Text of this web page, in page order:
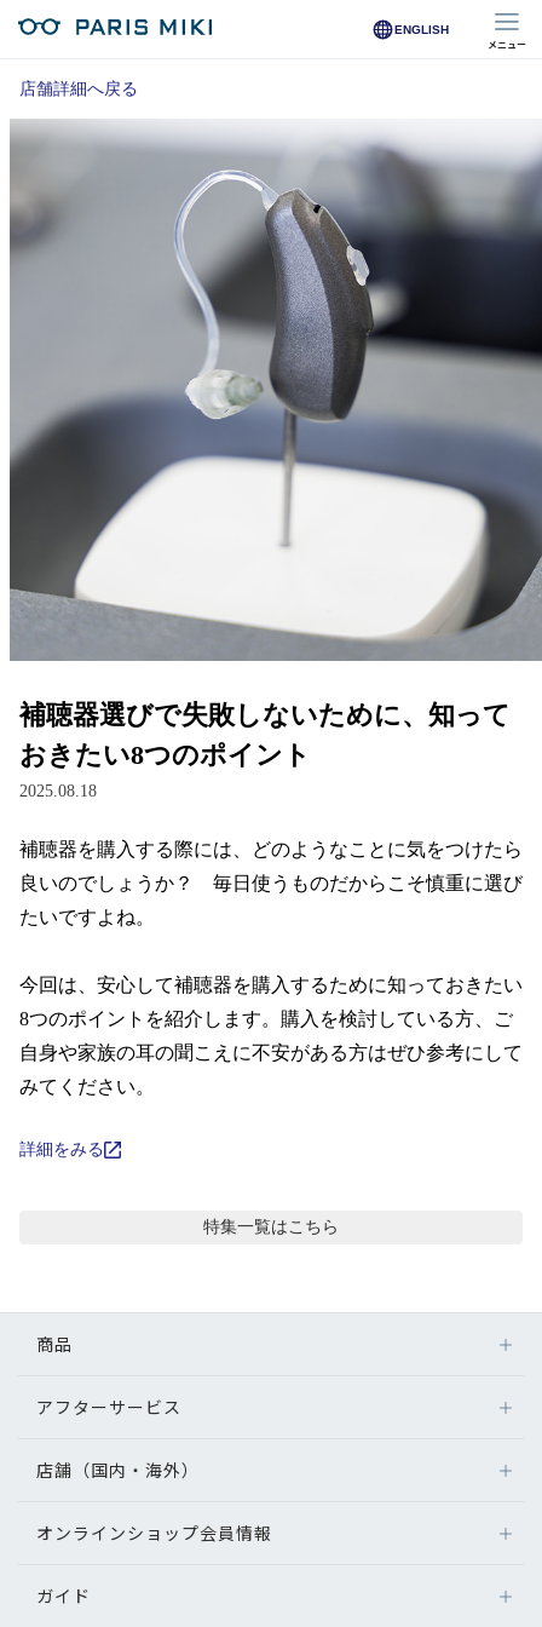
ENGLISH
メニュー
マイページ
Opera Club会員
オンラインショップ会員
※オンラインで会員登録された方
店舗検索/来店予約
商品を探す
レンズ
サングラス
補聴器
グッズ・小物
ブランド一覧
コンテンツを探す
スタッフコンテンツ
スタッフコンテンツ一覧
目のまめちしき
店舗詳細へ戻る
補聴器選びで失敗しないために、知って
おきたい8つのポイント
2025.08.18
補聴器を購入する際には、どのようなことに気をつけたら
良いのでしょうか？　毎日使うものだからこそ慎重に選び
たいですよね。
今回は、安心して補聴器を購入するために知っておきたい
8つのポイントを紹介します。購入を検討している方、ご
自身や家族の耳の聞こえに不安がある方はぜひ参考にして
みてください。
詳細をみる
特集一覧はこちら
商品
メガネ
サングラス
補聴器
グッズ・小物
アフターサービス
アフターサービス
メガネの不具合、修理について
補聴器に関するアフターサービス
店舗（国内・海外）
店舗検索
オンラインショップ会員情報
ログイン
ガイド